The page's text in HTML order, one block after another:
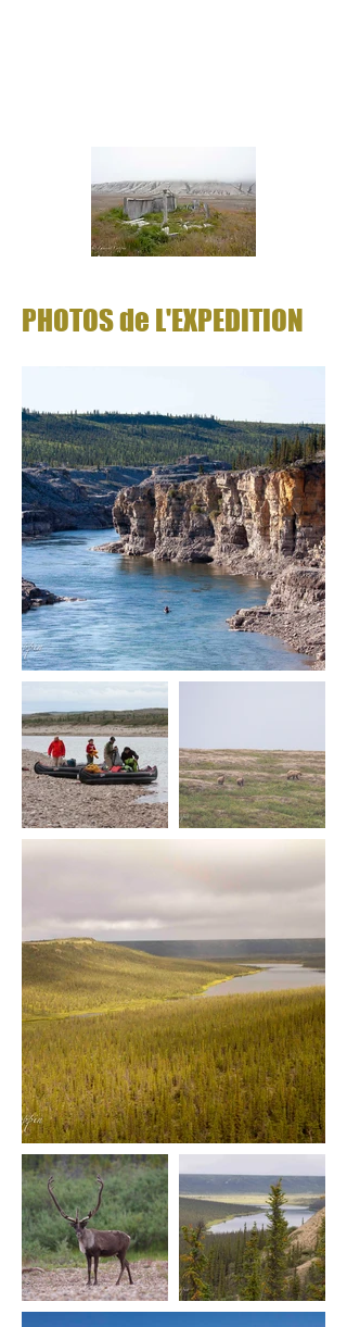
PHOTOS de L'EXPEDITION